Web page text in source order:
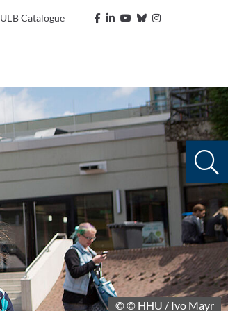
ULB Catalogue
© © HHU / Ivo Mayr